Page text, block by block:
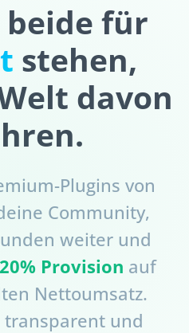
für
stehen,
davon
Plugins von
Community,
weiter und
Provision auf
Nettoumsatz.
und